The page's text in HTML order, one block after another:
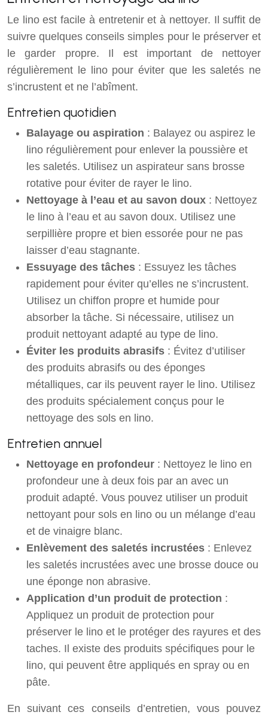
Le lino est facile à entretenir et à nettoyer. Il suffit de
suivre quelques conseils simples pour le préserver et
le garder propre. Il est important de nettoyer
régulièrement le lino pour éviter que les saletés ne
s’incrustent et ne l’abîment.
Entretien quotidien
Balayage ou aspiration : Balayez ou aspirez le
lino régulièrement pour enlever la poussière et
les saletés. Utilisez un aspirateur sans brosse
rotative pour éviter de rayer le lino.
Nettoyage à l’eau et au savon doux : Nettoyez
le lino à l’eau et au savon doux. Utilisez une
serpillière propre et bien essorée pour ne pas
laisser d’eau stagnante.
Essuyage des tâches : Essuyez les tâches
rapidement pour éviter qu’elles ne s’incrustent.
Utilisez un chiffon propre et humide pour
absorber la tâche. Si nécessaire, utilisez un
produit nettoyant adapté au type de lino.
Éviter les produits abrasifs : Évitez d’utiliser
des produits abrasifs ou des éponges
métalliques, car ils peuvent rayer le lino. Utilisez
des produits spécialement conçus pour le
nettoyage des sols en lino.
Entretien annuel
Nettoyage en profondeur : Nettoyez le lino en
profondeur une à deux fois par an avec un
produit adapté. Vous pouvez utiliser un produit
nettoyant pour sols en lino ou un mélange d’eau
et de vinaigre blanc.
Enlèvement des saletés incrustées : Enlevez
les saletés incrustées avec une brosse douce ou
une éponge non abrasive.
Application d’un produit de protection :
Appliquez un produit de protection pour
préserver le lino et le protéger des rayures et des
taches. Il existe des produits spécifiques pour le
lino, qui peuvent être appliqués en spray ou en
pâte.
En suivant ces conseils d’entretien, vous pouvez